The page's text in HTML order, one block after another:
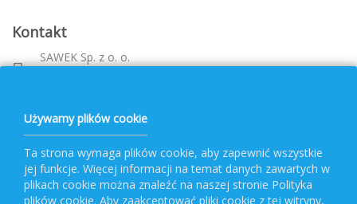
Kontakt
SAWEK Sp. z o. o.
Metalowca 26, 39-460 Nowa Dęba
+ 48 796 477 417
Obsługa PVF
Używamy plików cookie
Ta strona wymaga plików cookie, aby zapewnić wszystkie
jej funkcje. Więcej informacji na temat danych zawartych w
plikach cookie można znaleźć na naszej stronie Polityka
plików cookie. Aby zaakceptować pliki cookie z tej witryny,